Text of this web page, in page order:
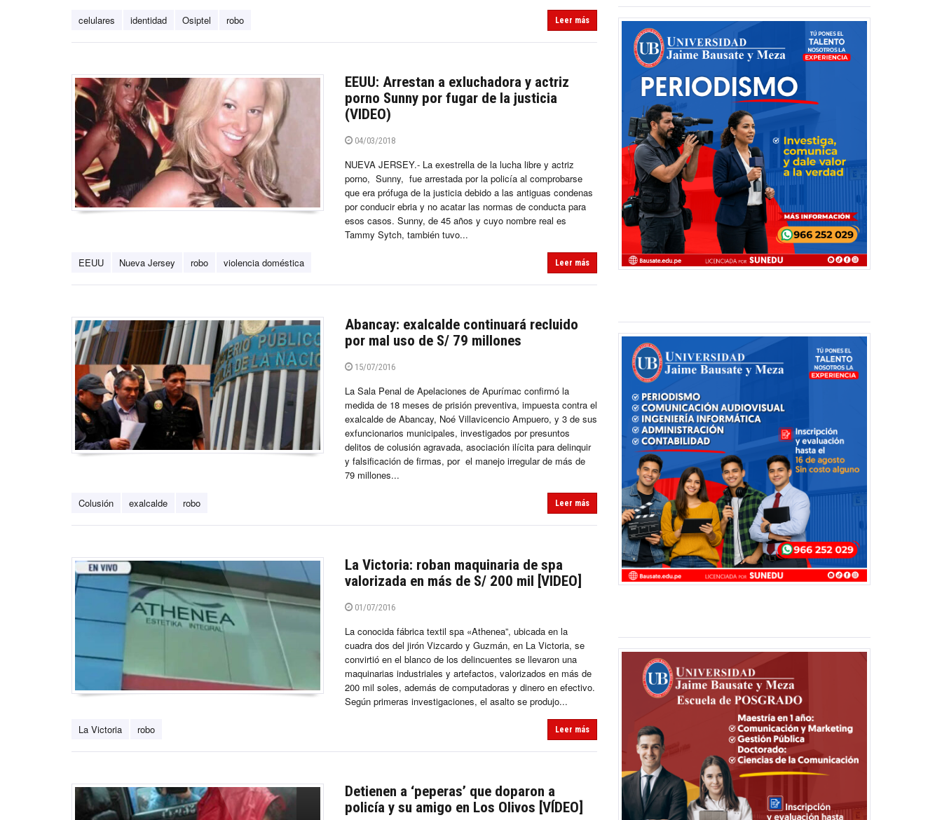
celulares identidad Osiptel robo Leer más
EEUU: Arrestan a exluchadora y actriz
porno Sunny por fugar de la justicia
(VIDEO)
04/03/2018
NUEVA JERSEY.- La exestrella de la lucha libre y actriz
porno, Sunny, fue arrestada por la policía al comprobarse
que era prófuga de la justicia debido a las antiguas condenas
por conducir ebria y no acatar las normas de conducta para
esos casos. Sunny, de 45 años y cuyo nombre real es
Tammy Sytch, también tuvo...
EEUU Nueva Jersey robo violencia doméstica Leer más
Abancay: exalcalde continuará recluido
por mal uso de S/ 79 millones
15/07/2016
La Sala Penal de Apelaciones de Apurímac confirmó la
medida de 18 meses de prisión preventiva, impuesta contra el
exalcalde de Abancay, Noé Villavicencio Ampuero, y 3 de sus
exfuncionarios municipales, investigados por presuntos
delitos de colusión agravada, asociación ilícita para delinquir
y falsificación de firmas, por el manejo irregular de más de
79 millones...
Colusión exalcalde robo Leer más
La Victoria: roban maquinaria de spa
valorizada en más de S/ 200 mil [VIDEO]
01/07/2016
La conocida fábrica textil spa «Athenea”, ubicada en la
cuadra dos del jirón Vizcardo y Guzmán, en La Victoria, se
convirtió en el blanco de los delincuentes se llevaron una
maquinarias industriales y artefactos, valorizados en más de
200 mil soles, además de computadoras y dinero en efectivo.
Según primeras investigaciones, el asalto se produjo...
La Victoria robo Leer más
Detienen a ‘peperas’ que doparon a
policía y su amigo en Los Olivos [VÍDEO]